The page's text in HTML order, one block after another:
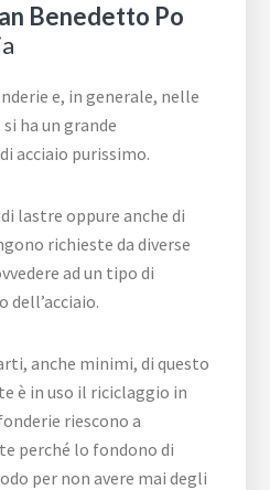
Benedetto Po
e, in generale, nelle
ha un grande
acciaio purissimo.
lastre oppure anche di
richieste da diverse
ad un tipo di
anche minimi, di questo
è in uso il riciclaggio in
riescono a
perché lo fondono di
per non avere mai degli